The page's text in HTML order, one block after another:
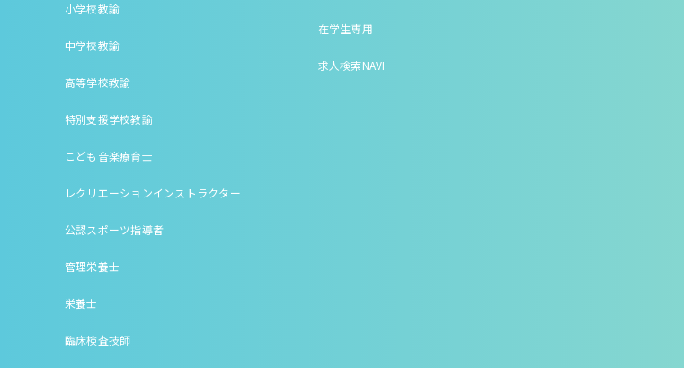
小学校教諭
中学校教諭
高等学校教諭
特別支援学校教諭
こども音楽療育士
レクリエーションインストラクター
公認スポーツ指導者
管理栄養士
栄養士
臨床検査技師
在学生専用
求人検索NAVI